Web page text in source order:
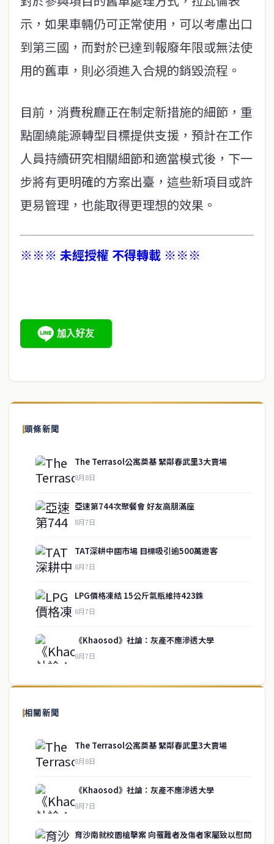
示，如果車輛仍可正常使用，可以考慮出口
到第三國，而對於已達到報廢年限或無法使
用的舊車，則必須進入合規的銷毀流程。
目前，消費稅廳正在制定新措施的細節，重
點圍繞能源轉型目標提供支援，預計在工作
人員持續研究相關細節和適當模式後，下一
步將有更明確的方案出臺，這些新項目或許
更易管理，也能取得更理想的效果。
※※※ 未經授權 不得轉載 ※※※
頭條新聞
The Terrasol公寓奠基 緊鄰春武里3大賣場
8月8日
亞速第744次聚餐會 好友高朋滿座
8月7日
TAT深耕中國市場 目標吸引逾500萬遊客
8月7日
LPG價格凍結 15公斤氣瓶維持423銖
8月7日
《Khaosod》社論：灰產不應滲透大學
8月7日
相關新聞
The Terrasol公寓奠基 緊鄰春武里3大賣場
8月8日
《Khaosod》社論：灰產不應滲透大學
8月7日
育沙南就校園槍擊案 向罹難者及傷者家屬致以慰問
關於我們
泰國中文新聞（TCN）是一家總部設於曼谷的中文新聞媒體，致力於
供即時、客觀、多元的中文新聞內容。
房地產
service@thaichinesenews.com